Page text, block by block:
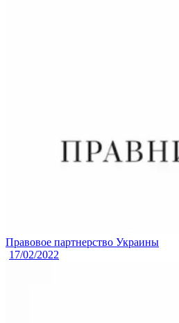
Правовое партнерство Украины
17/02/2022